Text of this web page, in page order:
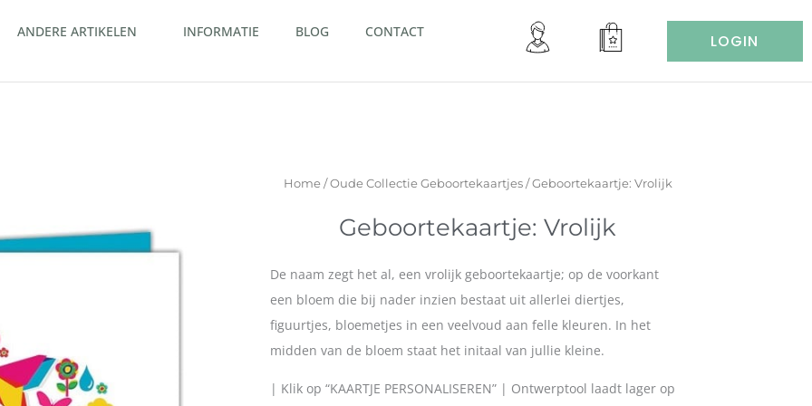
ANDERE ARTIKELEN INFORMATIE BLOG CONTACT LOGIN
Home/Oude Collectie Geboortekaartjes/ Geboortekaartje: Vrolijk
Geboortekaartje: Vrolijk
De naam zegt het al, een vrolijk geboortekaartje; op de voorkant
een bloem die bij nader inzien bestaat uit allerlei diertjes,
figuurtjes, bloemetjes in een veelvoud aan felle kleuren. In het
midden van de bloem staat het initaal van jullie kleine.
| Klik op “KAARTJE PERSONALISEREN” | Ontwerptool laadt lager op